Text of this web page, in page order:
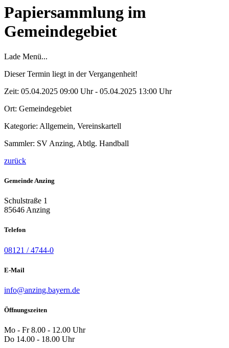
Papiersammlung im
Gemeindegebiet
Lade Menü...
Dieser Termin liegt in der Vergangenheit!
Zeit: 05.04.2025 09:00 Uhr - 05.04.2025 13:00 Uhr
Ort: Gemeindegebiet
Kategorie: Allgemein, Vereinskartell
Sammler: SV Anzing, Abtlg. Handball
zurück
Gemeinde Anzing
Schulstraße 1
85646 Anzing
Telefon
08121 / 4744-0
E-Mail
info@anzing.bayern.de
Öffnungszeiten
Mo - Fr 8.00 - 12.00 Uhr
Do 14.00 - 18.00 Uhr